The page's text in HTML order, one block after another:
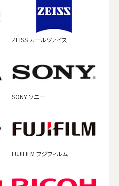
ZEISS カールツァイス
SONY ソニー
FUJIFILM フジフィルム